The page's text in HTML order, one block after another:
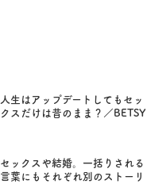
人生はアップデートしてもセッ
クスだけは昔のまま？／BETSY
セックスや結婚。一括りされる
言葉にもそれぞれ別のストーリ